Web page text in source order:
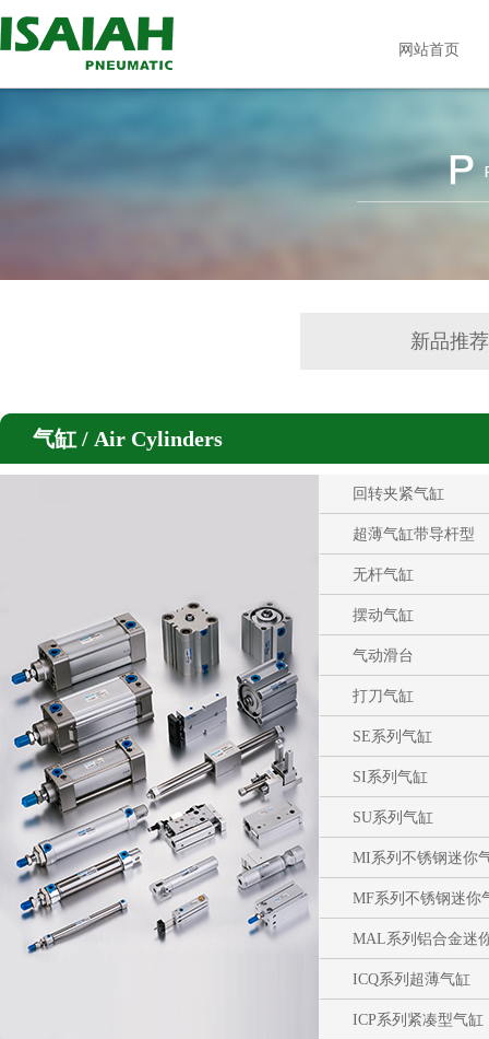
网站首页
新品推荐
气缸 / Air Cylinders
回转夹紧气缸
超薄气缸带导杆型
无杆气缸
摆动气缸
气动滑台
打刀气缸
SE系列气缸
SI系列气缸
SU系列气缸
MI系列不锈钢迷你
MF系列不锈钢迷你
MAL系列铝合金迷
ICQ系列超薄气缸
ICP系列紧凑型气缸